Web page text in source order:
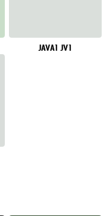
JAVA1 JV1